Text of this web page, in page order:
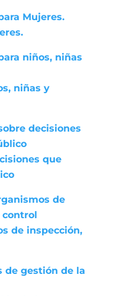
Mujeres.
niños, niñas
niñas y
decisiones
que
de
control
de inspección,
de gestión de la